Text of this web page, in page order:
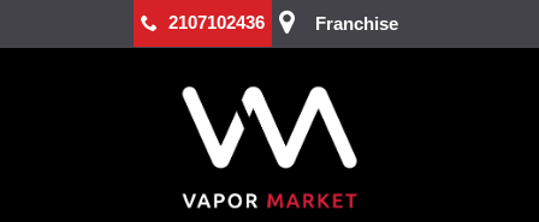
2107102436 Franchise